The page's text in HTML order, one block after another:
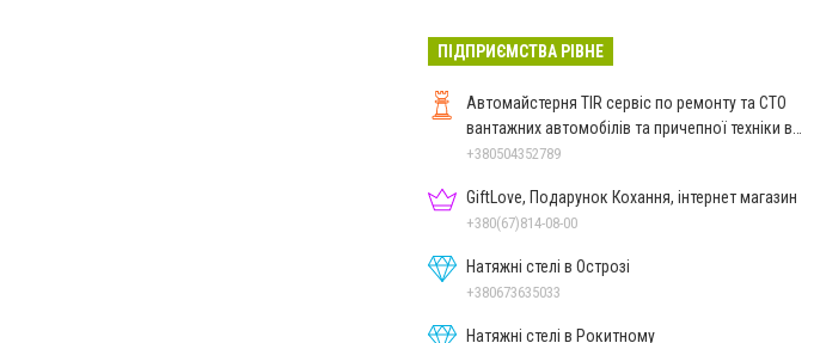
ПІДПРИЄМСТВА РІВНЕ
Автомайстерня TIR сервіс по ремонту та СТО
вантажних автомобілів та причепної техніки в
Рівному
+380504352789
GiftLove, Подарунок Кохання, інтернет магазин
+380(67)814-08-00
Натяжні стелі в Острозі
+380673635033
Натяжні стелі в Рокитному